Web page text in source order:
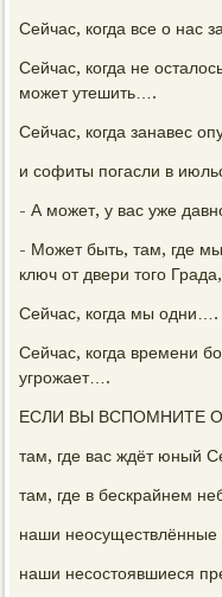
Сейчас, когда все о нас
Сейчас, когда не
может утешить….
Сейчас, когда занавес
и софиты погасли в
- А может, у вас уже
- Может быть, там, где
ключ от двери того
Сейчас, когда мы одни….
Сейчас, когда времени
угрожает….
ЕСЛИ ВЫ ВСПОМНИТЕ
там, где вас ждёт юный
там, где в бескрайнем
наши неосуществлённые
наши несостоявшиеся